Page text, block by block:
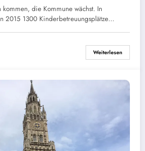
die Kommune wächst. In
2015 1300 Kinderbetreuungsplätze…
Weiterlesen